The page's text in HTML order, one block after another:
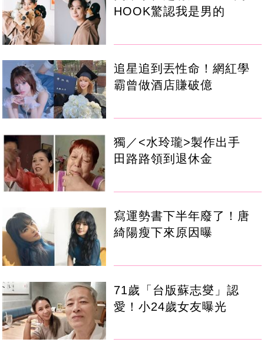
HOOK驚認我是男的
追星追到丟性命！網紅學
霸曾做酒店賺破億
獨／<水玲瓏>製作出手
田路路領到退休金
寫運勢書下半年廢了！唐
綺陽瘦下來原因曝
71歲「台版蘇志燮」認
愛！小24歲女友曝光